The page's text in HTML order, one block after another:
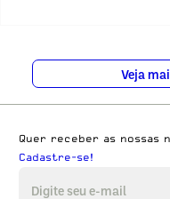
Veja
Quer receber as nossas
Cadastre-se!